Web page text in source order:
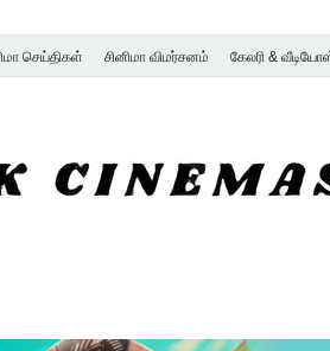
செய்திகள் சினிமா விமர்சனம் கேலரி &